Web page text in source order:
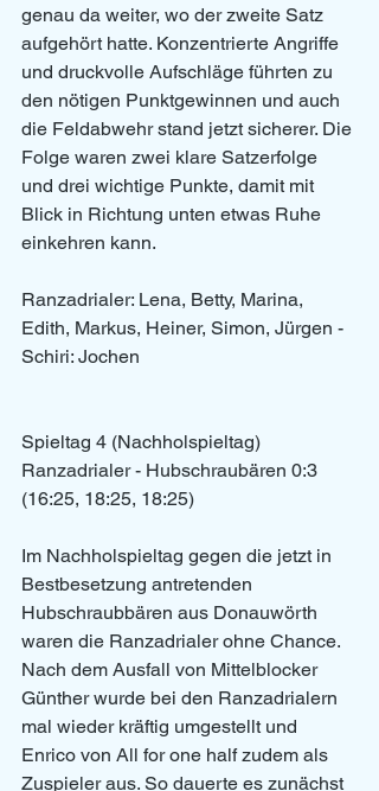
genau da weiter, wo der zweite Satz
aufgehört hatte. Konzentrierte Angriffe
und druckvolle Aufschläge führten zu
den nötigen Punktgewinnen und auch
die Feldabwehr stand jetzt sicherer. Die
Folge waren zwei klare Satzerfolge
und drei wichtige Punkte, damit mit
Blick in Richtung unten etwas Ruhe
einkehren kann.
Ranzadrialer: Lena, Betty, Marina,
Edith, Markus, Heiner, Simon, Jürgen -
Schiri: Jochen
Spieltag 4 (Nachholspieltag)
Ranzadrialer - Hubschraubären 0:3
(16:25, 18:25, 18:25)
Im Nachholspieltag gegen die jetzt in
Bestbesetzung antretenden
Hubschraubbären aus Donauwörth
waren die Ranzadrialer ohne Chance.
Nach dem Ausfall von Mittelblocker
Günther wurde bei den Ranzadrialern
mal wieder kräftig umgestellt und
Enrico von All for one half zudem als
Zuspieler aus. So dauerte es zunächst